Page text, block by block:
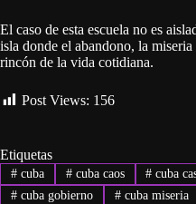
El caso de esta escuela no es
isla donde el abandono, la
rincón de la vida cotidiana.
Post Views: 156
Etiquetas
#cuba #cuba caos # cuba
#cuba gobierno #cuba miseria